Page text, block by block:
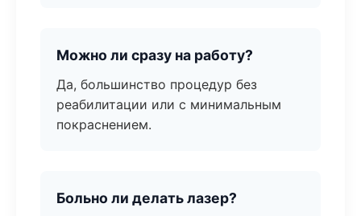
Можно ли сразу на работу?
Да, большинство процедур без
реабилитации или с минимальным
покраснением.
Больно ли делать лазер?